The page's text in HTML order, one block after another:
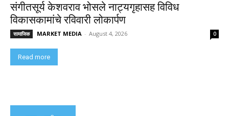
संगीतसूर्य केशवराव भोसले नाट्यगृहासह विविध
विकासकामांचे रविवारी लोकार्पण
सामाजिक MARKET MEDIA - August 4, 2026 0
Read more